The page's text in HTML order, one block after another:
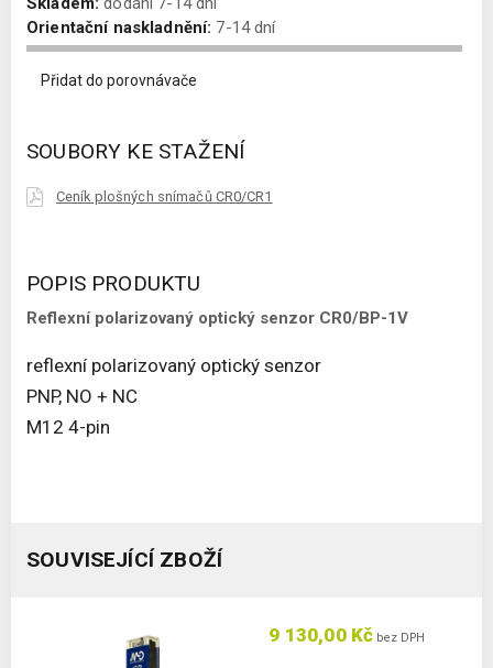
Orientační naskladnění: 7-14 dní
Přidat do porovnávače
SOUBORY KE STAŽENÍ
Ceník plošných snímačů CR0/CR1
POPIS PRODUKTU
Reflexní polarizovaný optický senzor CR0/BP-1V
reflexní polarizovaný optický senzor
PNP, NO + NC
M12 4-pin
SOUVISEJÍCÍ ZBOŽÍ
9 130,00 Kč bez DPH